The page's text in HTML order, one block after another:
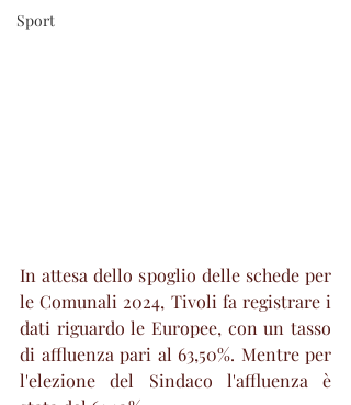
Sport
In attesa dello spoglio delle schede per
le Comunali 2024, Tivoli fa registrare i
dati riguardo le Europee, con un tasso
di affluenza pari al 63,50%. Mentre per
l'elezione del Sindaco l'affluenza è